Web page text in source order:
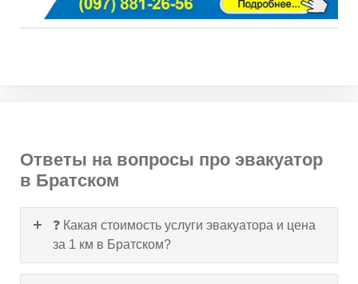
Ответы на вопросы про эвакуатор
в Братском
❓ Какая стоимость услуги эвакуатора и цена
за 1 км в Братском?